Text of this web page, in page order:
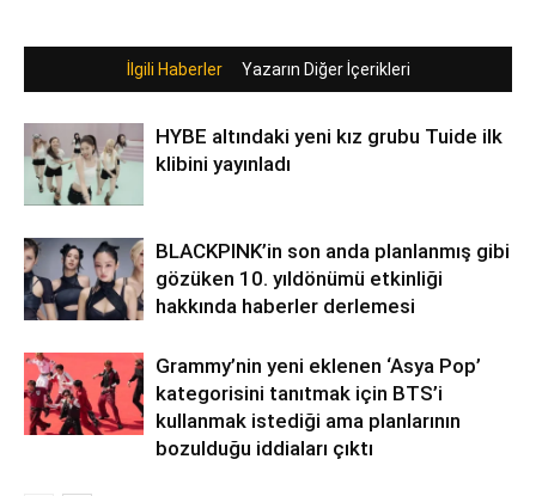
İlgili Haberler Yazarın Diğer İçerikleri
HYBE altındaki yeni kız grubu Tuide ilk
klibini yayınladı
BLACKPINK’in son anda planlanmış gibi
gözüken 10. yıldönümü etkinliği
hakkında haberler derlemesi
Grammy’nin yeni eklenen ‘Asya Pop’
kategorisini tanıtmak için BTS’i
kullanmak istediği ama planlarının
bozulduğu iddiaları çıktı